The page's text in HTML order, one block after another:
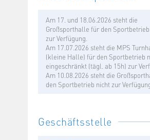
Am 17. und 18.06.2026 steht die
Großsporthalle für den
zur Verfügung.
Am 17.07.2026 steht die MPS
(kleine Halle) für den Sportbetrieb
eingeschränkt (tägl. ab 15h) zur
Am 10.08.2026 steht die
den Sportbetrieb nicht zur
Geschäftsstelle